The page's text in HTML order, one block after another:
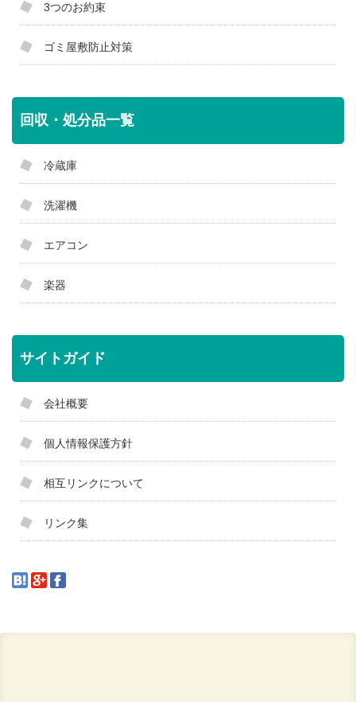
3つのお約束
ゴミ屋敷防止対策
回収・処分品一覧
冷蔵庫
洗濯機
エアコン
楽器
サイトガイド
会社概要
個人情報保護方針
相互リンクについて
リンク集